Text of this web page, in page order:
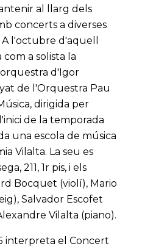
al llarg dels
concerts a diverses
l'octubre d'aquell
a solista la
orquestra d'Igor
de l'Orquestra Pau
dirigida per
de la temporada
una escola de música
Vilalta. La seu es
211, 1r pis, i els
Bocquet (violí), Mario
Salvador Escofet
Vilalta (piano).
interpreta el Concert